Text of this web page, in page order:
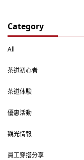
Category
All
茶道初心者
茶道体験
優惠活動
觀光情報
員工穿搭分享